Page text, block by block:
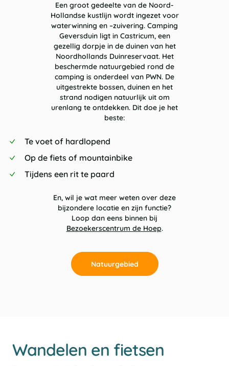
Een groot gedeelte van de Noord-
Hollandse kustlijn wordt ingezet voor
waterwinning en –zuivering. Camping
Geversduin ligt in Castricum, een
gezellig dorpje in de duinen van het
Noordhollands Duinreservaat. Het
beschermde natuurgebied rond de
camping is onderdeel van PWN. De
uitgestrekte bossen, duinen en het
strand nodigen natuurlijk uit om
urenlang te ontdekken. Dit doe je het
beste:
Te voet of hardlopend
Op de fiets of mountainbike
Tijdens een rit te paard
En, wil je wat meer weten over deze
bijzondere locatie en zijn functie?
Loop dan eens binnen bij
Bezoekerscentrum de Hoep.
Natuurgebied
Wandelen en fietsen